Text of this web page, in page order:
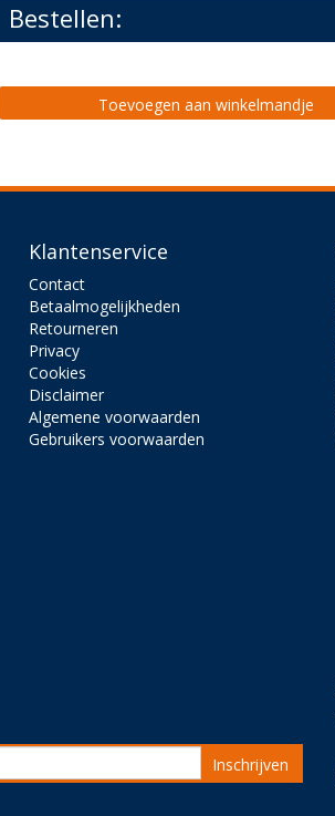
Bestellen:
Toevoegen aan winkelmandje
Klantenservice
Contact
Betaalmogelijkheden
Retourneren
Privacy
Cookies
Disclaimer
Algemene voorwaarden
Gebruikers voorwaarden
Inschrijven